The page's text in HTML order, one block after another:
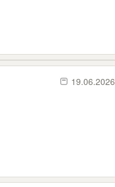
19.06.2026